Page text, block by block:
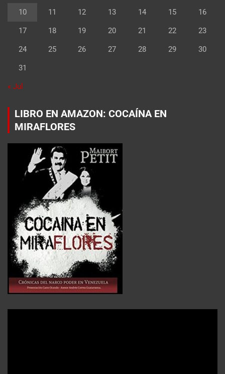
10 11 12 13 14 15 16
17 18 19 20 21 22 23
24 25 26 27 28 29 30
31
« Jul
LIBRO EN AMAZON: COCAÍNA EN
MIRAFLORES